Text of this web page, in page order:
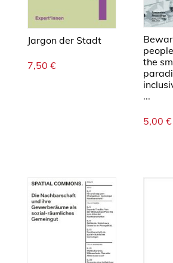
Jargon der Stadt
7,50 €
the
...
5,00 €